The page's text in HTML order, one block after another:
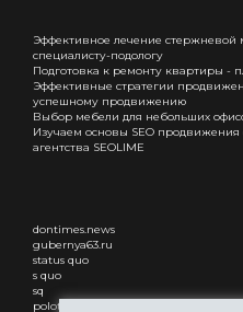
Эффективное лечение
специалисту-подологу
Подготовка к ремонту квартиры -
Эффективные стратегии
успешному продвижению
Выбор мебели для небольших
Изучаем основы SEO
агентства SEOLIME
dontimes.news
gubernya63.ru
status quo
s quo
sq
polotsk-portal.ru